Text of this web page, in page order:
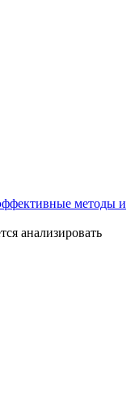
методы и
анализировать